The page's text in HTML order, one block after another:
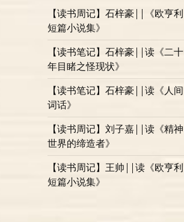
【读书周记】石梓豪||《欧亨利
短篇小说集》
【读书笔记】石梓豪||读《二十
年目睹之怪现状》
【读书笔记】石梓豪||读《人间
词话》
【读书周记】刘子嘉||读《精神
世界的缔造者》
【读书周记】王帅||读《欧亨利
短篇小说集》